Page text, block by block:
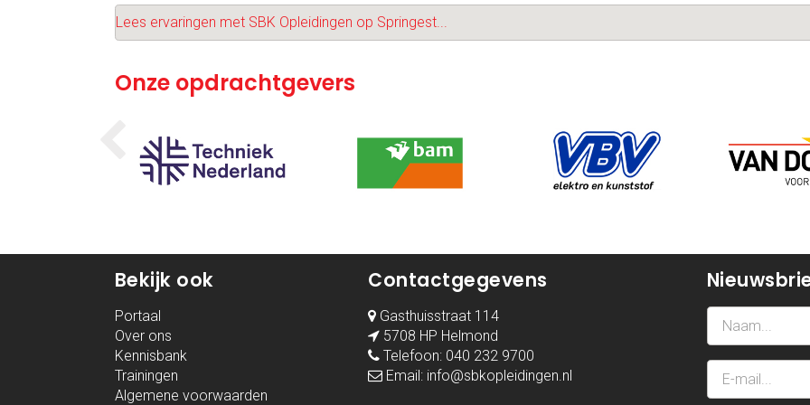
Lees ervaringen met SBK Opleidingen op Springest...
Onze opdrachtgevers
Bekijk ook
Portaal
Over ons
Kennisbank
Trainingen
Algemene voorwaarden
Contactgegevens
Gasthuisstraat 114
5708 HP Helmond
Telefoon: 040 232 9700
Email: info@sbkopleidingen.nl